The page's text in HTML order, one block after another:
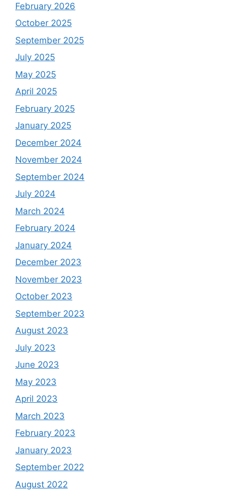
February 2026
October 2025
September 2025
July 2025
May 2025
April 2025
February 2025
January 2025
December 2024
November 2024
September 2024
July 2024
March 2024
February 2024
January 2024
December 2023
November 2023
October 2023
September 2023
August 2023
July 2023
June 2023
May 2023
April 2023
March 2023
February 2023
January 2023
September 2022
August 2022